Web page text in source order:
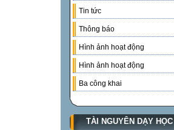
Tin tức
Thông báo
Hình ảnh hoạt động
Hình ảnh hoạt động
Ba công khai
TÀI NGUYÊN DẠY HỌC